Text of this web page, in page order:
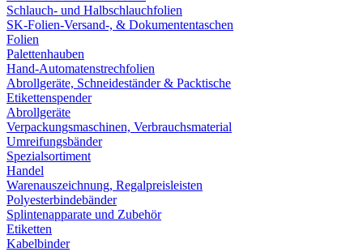
Schlauch- und Halbschlauchfolien
SK-Folien-Versand-, & Dokumententaschen
Folien
Palettenhauben
Hand-Automatenstrechfolien
Abrollgeräte, Schneideständer & Packtische
Etikettenspender
Abrollgeräte
Verpackungsmaschinen, Verbrauchsmaterial
Umreifungsbänder
Spezialsortiment
Handel
Warenauszeichnung, Regalpreisleisten
Polyesterbindebänder
Splintenapparate und Zubehör
Etiketten
Kabelbinder